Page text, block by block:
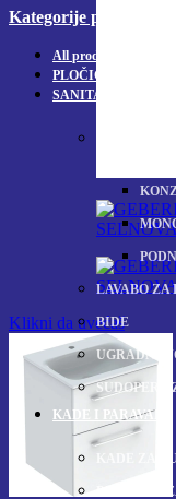
Kategorije proizvoda
All products
PLOČICE ZA
SANITARIJE
LAVABO ZA
BIDE
UGRADNI
SUDOPERE
KADE I PARAVANI
KADE ZA
PARAVANI
Klikni da uvećaš